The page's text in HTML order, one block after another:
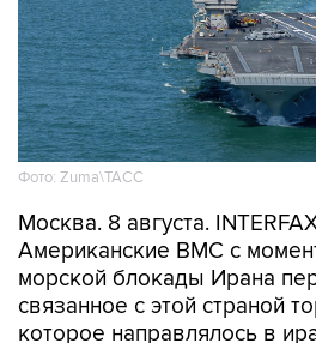
Фото: Zuma\ТАСС
Москва. 8 августа.
морской блокады Ирана
связанное с этой страной
которое направлялось в
выходило из него,